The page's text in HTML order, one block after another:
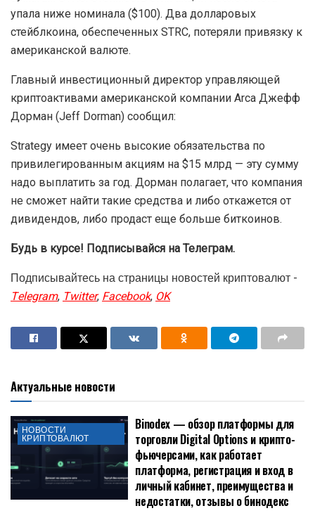
упала ниже номинала ($100). Два долларовых
стейблкоина, обеспеченных STRC, потеряли привязку к
американской валюте.
Главный инвестиционный директор управляющей
криптоактивами американской компании Arca Джефф
Дорман (Jeff Dorman) сообщил:
Strategy имеет очень высокие обязательства по
привилегированным акциям на $15 млрд — эту сумму
надо выплатить за год. Дорман полагает, что компания
не сможет найти такие средства и либо откажется от
дивидендов, либо продаст еще больше биткоинов.
Будь в курсе! Подписывайся на Телеграм.
Подписывайтесь на страницы новостей криптовалют -
Telegram,Twitter,Facebook,OK
Актуальные новости
НОВОСТИ
КРИПТОВАЛЮТ
Binodex — обзор платформы для
торговли Digital Options и крипто-
фьючерсами, как работает
платформа, регистрация и вход в
личный кабинет, преимущества и
недостатки, отзывы о бинодекс